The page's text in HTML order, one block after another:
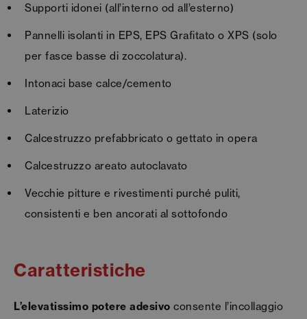
Supporti idonei (all’interno od all’esterno)
Pannelli isolanti in EPS, EPS Grafitato o XPS (solo
per fasce basse di zoccolatura).
Intonaci base calce/cemento
Laterizio
Calcestruzzo prefabbricato o gettato in opera
Calcestruzzo areato autoclavato
Vecchie pitture e rivestimenti purché puliti,
consistenti e ben ancorati al sottofondo
Caratteristiche
L’elevatissimo potere adesivo consente l’incollaggio